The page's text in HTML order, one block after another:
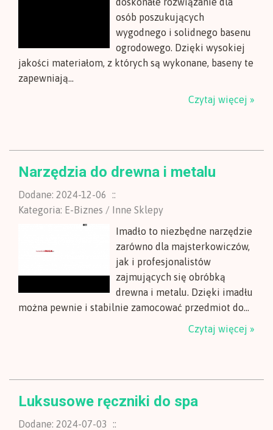
osób poszukujących
wygodnego i solidnego basenu
ogrodowego. Dzięki wysokiej
jakości materiałom, z których są wykonane, baseny te
zapewniają...
Czytaj więcej »
Narzędzia do drewna i metalu
Dodane: 2024-12-06
::
Kategoria: E-Biznes / Inne Sklepy
Imadło to niezbędne narzędzie
zarówno dla majsterkowiczów,
jak i profesjonalistów
zajmujących się obróbką
drewna i metalu. Dzięki imadłu
można pewnie i stabilnie zamocować przedmiot do...
Czytaj więcej »
Luksusowe ręczniki do spa
Dodane: 2024-07-03
::